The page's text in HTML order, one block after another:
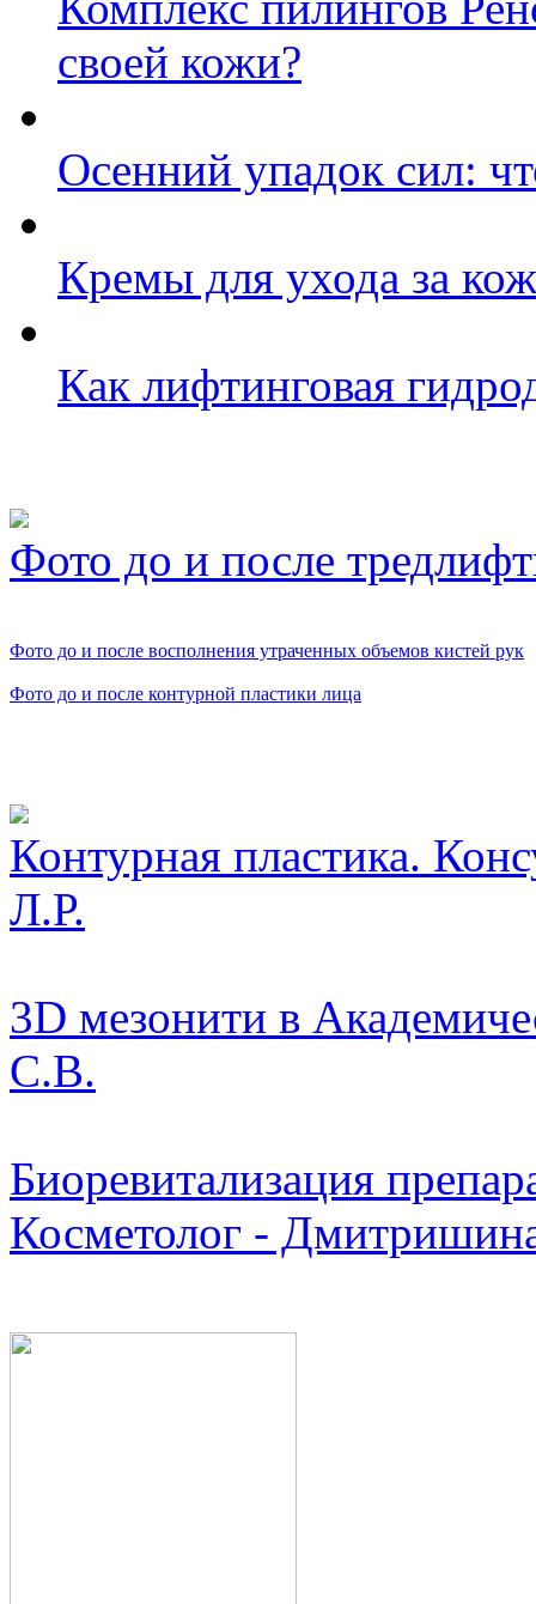
своей кожи?
Осенний упадок сил:
Кремы для ухода за
Как лифтинговая
Фото до и после
Фото до и после восполнения утраченных объемов кистей рук
Фото до и после контурной пластики лица
Контурная пластика.
Л.Р.
3D мезонити в
С.В.
Биоревитализация
Косметолог -